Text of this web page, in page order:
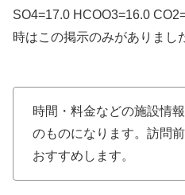
SO4=17.0 HCOO3=16.0
時はこの掲示のみがありまし
時間・料金などの施設情
のものになります。訪問
おすすめします。